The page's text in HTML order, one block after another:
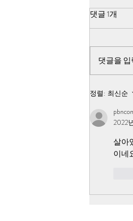
윤 구속
윤석열
동을 하
먹으면
주 공화
댓글 1개
댓글을
정렬: 최신순
2022
살아
이네